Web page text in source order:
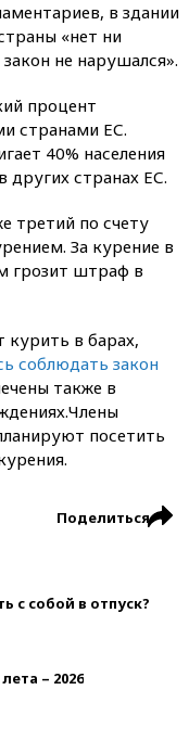
в здании
«нет ни
не нарушался».
процент
странами ЕС.
40% населения
других странах ЕС.
третий по счету
За курение в
грозит штраф в
в барах,
соблюдать закон
также в
посетить
Поделиться
с собой в отпуск?
– 2026